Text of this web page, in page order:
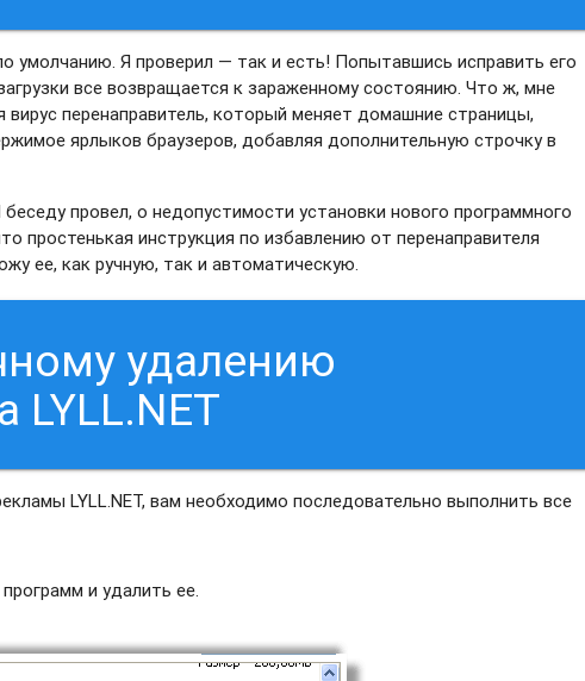
Я проверил — так и есть! Попытавшись исправить его
все возвращается к зараженному состоянию. Что ж, мне
вирус перенаправитель, который меняет домашние страницы,
ярлыков браузеров, добавляя дополнительную строчку в
провел, о недопустимости установки нового программного
простенькая инструкция по избавлению от перенаправителя
ее, как ручную, так и автоматическую.
удалению
LYLL.NET
LYLL.NET, вам необходимо последовательно выполнить все
и удалить ее.